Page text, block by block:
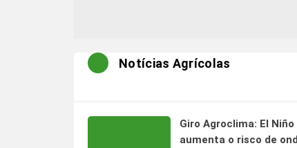
Notícias Agrícolas
Giro Agroclima: El Niño
aumenta o risco de